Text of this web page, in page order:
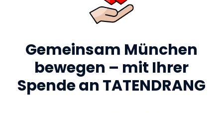
Gemeinsam München
bewegen – mit Ihrer
Spende an TATENDRANG